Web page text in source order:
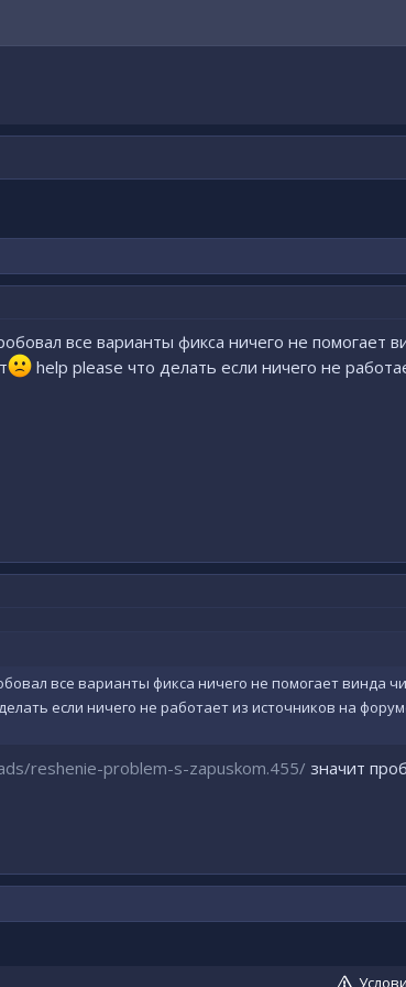
все варианты фикса ничего не
help please что делать если ничего не
все варианты фикса ничего не помогает винда
если ничего не работает из источников на
reshenie-problem-s-zapuskom.455/ значит